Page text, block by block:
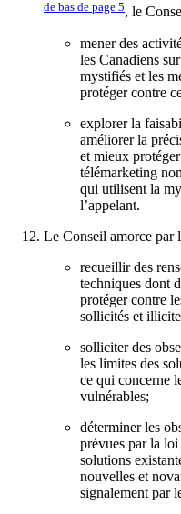
de bas de page 5, le
mener des
les Canadiens
mystifiés et les
protéger contre
explorer la
améliorer la
et mieux
télémarketing
qui utilisent la
l’appelant.
Le Conseil amorce par
recueillir des
techniques dont
protéger contre
sollicités et
solliciter des
les limites des
ce qui concerne
vulnérables;
déterminer les
prévues par la loi
solutions
nouvelles et
signalement par